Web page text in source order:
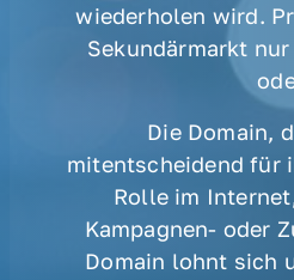
wiederholen wird.
Sekundärmarkt
Die Domain,
mitentscheidend für
Rolle im
Kampagnen- oder
Domain lohnt sich